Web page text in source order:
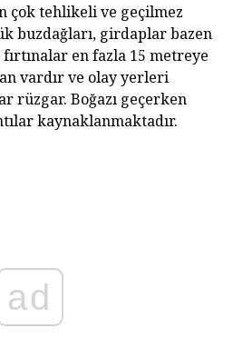
çok tehlikeli ve geçilmez
buzdağları, girdaplar bazen
en fazla 15 metreye
vardır ve olay yerleri
rüzgar. Boğazı geçerken
kaynaklanmaktadır.
ad